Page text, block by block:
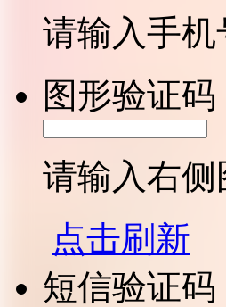
请输入手
图形验证码
请输入右
点击刷新
短信验证码